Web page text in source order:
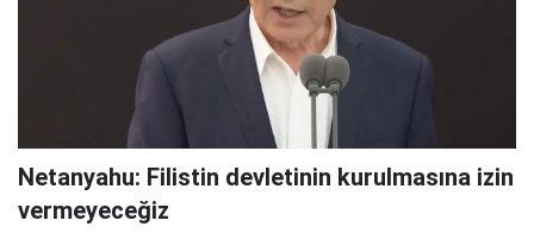
Netanyahu: Filistin devletinin kurulmasına izin
vermeyeceğiz